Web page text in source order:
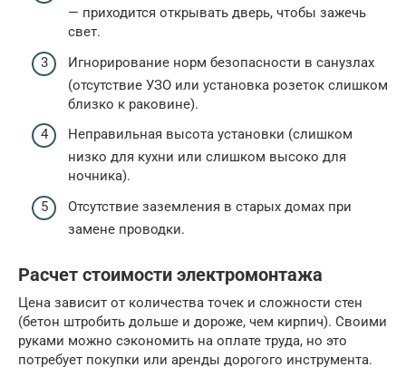
— приходится открывать дверь, чтобы зажечь
свет.
Игнорирование норм безопасности в санузлах
(отсутствие УЗО или установка розеток слишком
близко к раковине).
Неправильная высота установки (слишком
низко для кухни или слишком высоко для
ночника).
Отсутствие заземления в старых домах при
замене проводки.
Расчет стоимости электромонтажа
Цена зависит от количества точек и сложности стен
(бетон штробить дольше и дороже, чем кирпич). Своими
руками можно сэкономить на оплате труда, но это
потребует покупки или аренды дорогого инструмента.